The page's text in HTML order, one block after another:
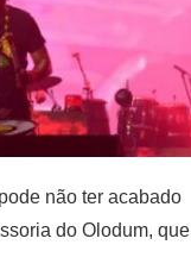
não ter acabado
do Olodum, que